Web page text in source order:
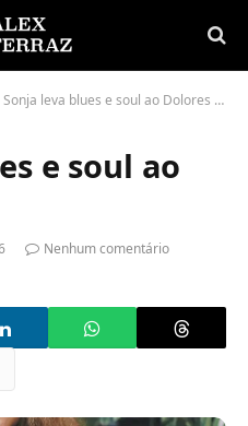
Sonja leva blues e soul ao Dolores Club
e soul ao
Nenhum comentário